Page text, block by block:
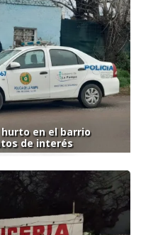
en el barrio
de interés